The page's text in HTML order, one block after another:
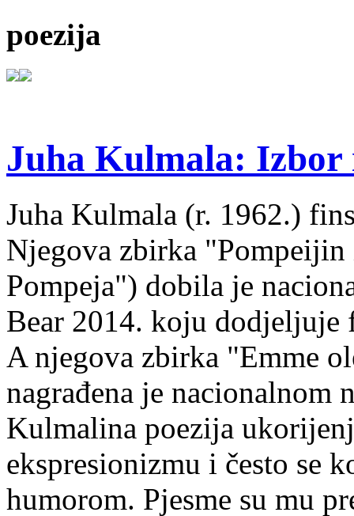
poezija
Juha Kulmala: Izbor
Juha Kulmala (r. 1962.)
Njegova zbirka
Pompeja") dobila je
Bear 2014. koju
A njegova zbirka "Emme
nagrađena je nacionalnom
Kulmalina poezija
ekspresionizmu i često se
humorom. Pjesme su mu